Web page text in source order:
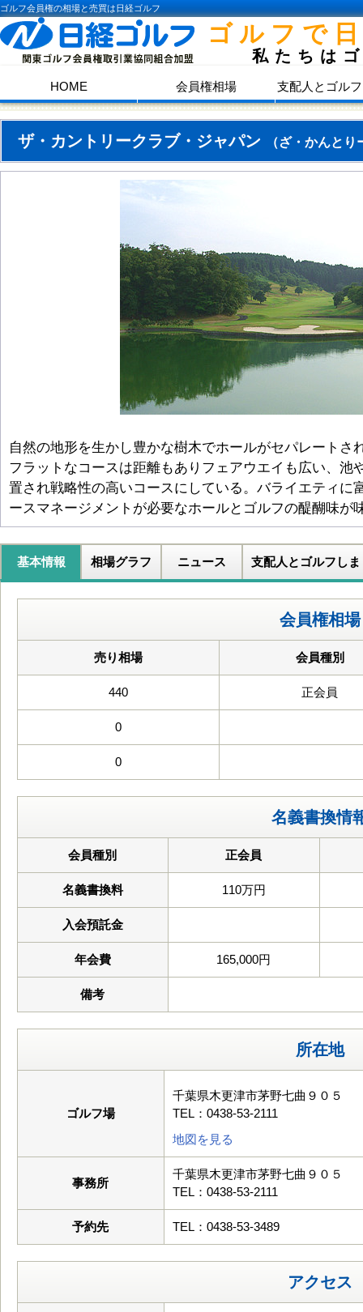
ゴルフ会員権の相場と売買は日経ゴルフ
ゴルフで
私たちは
HOME 会員権相場 支配人とゴル
ザ・カントリークラブ・ジャパン （ざ・かんと
自然の地形を生かし豊かな樹木でホールがセパレートさ
フラットなコースは距離もありフェアウエイも広い、池
置され戦略性の高いコースにしている。バライエティに
ースマネージメントが必要なホールとゴルフの醍醐味が
基本情報 相場グラフ ニュース 支配人とゴルフしま
会員権相場
売り相場 会員種別
440 正会員
0
0
名義書換情
会員種別 正会員
名義書換料 110万円
入会預託金
年会費 165,000円
備考
所在地
ゴルフ場
千葉県木更津市茅野七曲９０５
TEL：0438-53-2111
地図を見る
事務所
千葉県木更津市茅野七曲９０５
TEL：0438-53-2111
予約先 TEL：0438-53-3489
アクセス